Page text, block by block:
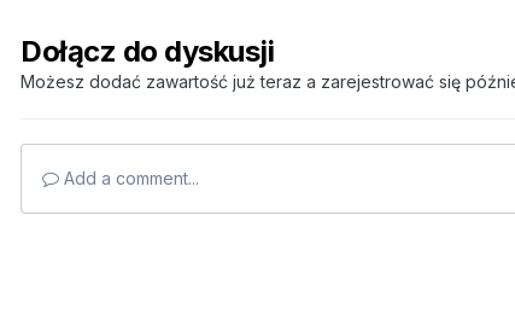
Dołącz do dyskusji
Możesz dodać zawartość już teraz a zarejestrować się
Add a comment...